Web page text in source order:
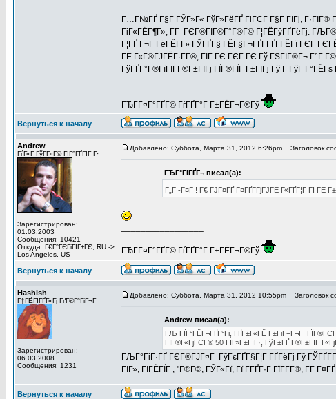
Г…Г№ГҐ Г§Г ГЎГ»Г« ГўГ»ГёГҐ ГіГЄГ Г§Г ГІГј, Г·ГІГ®
ГіГ«ГЁГ¶Г», Г­Г ГЄГ®ГІГ®Г°Г®Г© Г¦ГЁГўГҐГёГј.
Г¦ГҐ Г¬Г ГёГЁГ­Г» ГЎГҐГ§ ГЁГ§Г¬ГҐГ­ГҐГ­ГЁГї ГЄГ
ГЁ Г«Г®ГЈГЁГ·Г­Г®, ГІГ ГЄ ГЄГ ГЄ Гў ГЅГІГ®Г¬ Г°Г
ГўГҐГ°Г®ГїГІГ­Г®Г±ГІГј ГЇГ®ГЇГ Г±ГІГј Гў Г ГўГ
ГЂГ­Г¤Г°ГҐГ© ГѓГҐГ°Г Г±ГЁГ¬Г®Гў
Вернуться к началу
Andrew
ГѓГ«Г ГўГ­Г»Г© ГІГ°ГҐГЇГ Г·
Зарегистрирован:
01.03.2003
Сообщения: 10421
Откуда: Г€Г°ГЄГіГІГ±ГЄ, RU ->
Los Angeles, US
Добавлено: Суббота, Марта 31, 2012 6:26pm Заголовок
ГЂГ°ГІГҐГ¬ писал(а):
Г„Г -Г¤Г ! Г€ ГЈГ¤ГҐ Г¤ГҐГ­ГјГЈГЁ Г«ГҐГ¦Г ГІ ГЁ
ГЂГ­Г¤Г°ГҐГ© ГѓГҐГ°Г Г±ГЁГ¬Г®Гў
Вернуться к началу
Hashish
Г†ГЁГІГҐГ«Гј ГґГ®Г°ГіГ¬Г
Зарегистрирован:
06.03.2008
Сообщения: 1231
Добавлено: Суббота, Марта 31, 2012 10:55pm Заголовок
Andrew писал(а):
ГЉ ГЇГ°ГЁГ¬ГҐГ°Гі, ГҐГ±Г«ГЁ Г±ГіГ¬Г¬Г
ГІГ®Г«ГјГЄГ® 50 ГІГ»Г±ГїГ·, ГўГ±ГҐ Г®Г±ГІГ
ГЉГ°ГіГ·ГҐ ГЄГ®ГЈГ¤Г ГўГєГҐГ§Г¦Г ГҐГёГј Гў
ГІГ», ГІГЁГЇГ , "Г®Г©, ГЎГ«Гї, Гї Г­ГҐГ·Г ГїГ­Г­Г®, Г­Г
Вернуться к началу